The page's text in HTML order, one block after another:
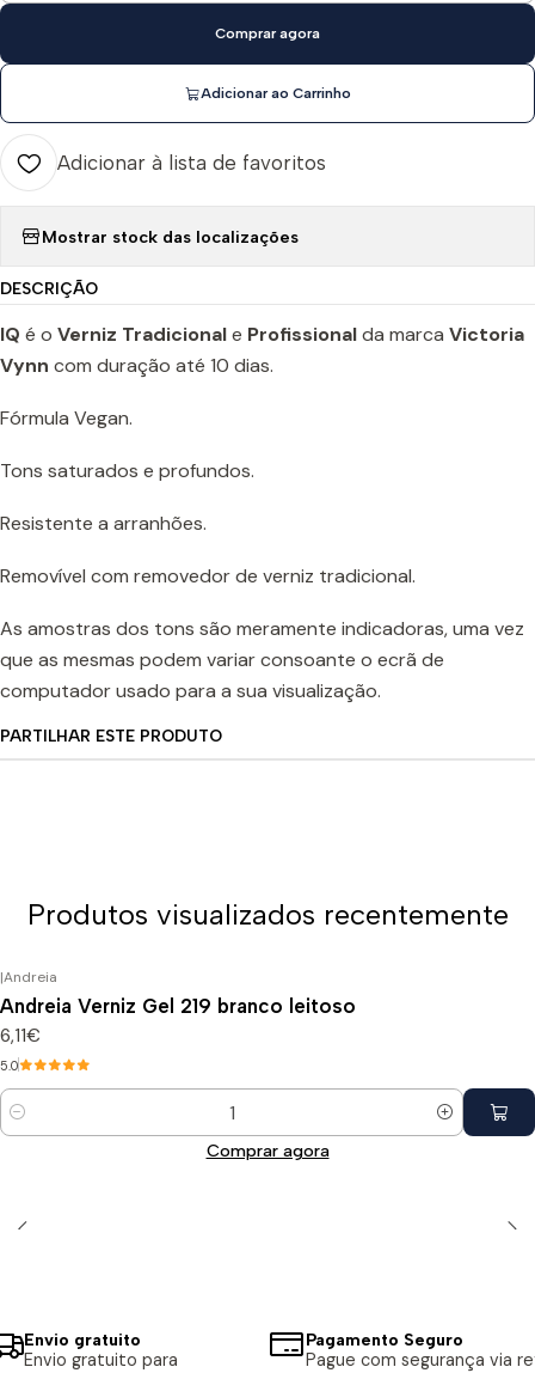
Adicionar ao Carrinho
Comprar agora
Adicionar à lista de favoritos
Mostrar stock das localizações
DESCRIÇÃO
IQ é o Verniz Tradicionale Profissionalda marca Victoria
Vynn com duração até 10 dias.
Fórmula Vegan.
Tons saturados e profundos.
Resistente a arranhões.
Removível com removedor de verniz tradicional.
As amostras dos tons são meramente indicadoras, uma vez
que as mesmas podem variar consoante o ecrã de
computador usado para a sua visualização.
PARTILHAR ESTE PRODUTO
Produtos visualizados recentemente
|Andreia
Andreia Verniz Gel 219 branco leitoso
6,11€
5.0
Quantidade
Comprar agora
Envio gratuito
Envio gratuito para
Pagamento Seguro
Pague com segurança via